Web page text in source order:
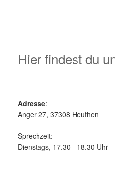
Hier findest du
Adresse:
Anger 27, 37308 Heuthen
Sprechzeit:
Dienstags, 17.30 - 18.30 Uhr